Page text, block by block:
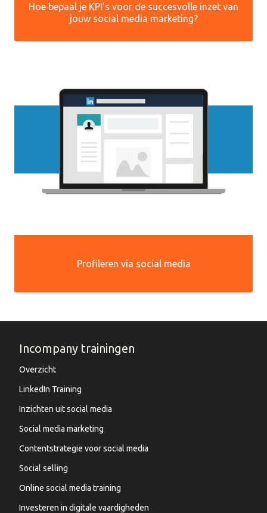
Hoe bepaal je KPI’s voor de succesvolle inzet van
jouw social media marketing?
Profileren via social media
Incompany trainingen
Overzicht
LinkedIn Training
Inzichten uit social media
Social media marketing
Contentstrategie voor social media
Social selling
Online social media training
Investeren in digitale vaardigheden